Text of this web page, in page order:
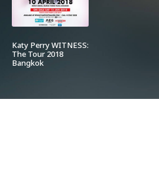
Katy Perry WITNESS:
The Tour 2018
Bangkok